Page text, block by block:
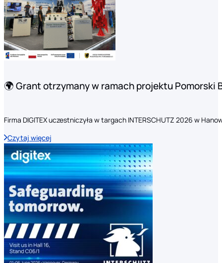
🌍 Grant otrzymany w ramach projektu Pomorski
Firma DIGITEX uczestniczyła w targach INTERSCHUTZ 2026 w
Czytaj więcej